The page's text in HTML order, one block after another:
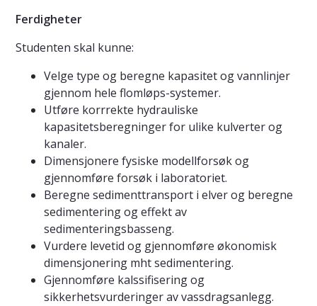
Ferdigheter
Studenten skal kunne:
Velge type og beregne kapasitet og vannlinjer
gjennom hele flomløps-systemer.
Utføre korrrekte hydrauliske
kapasitetsberegninger for ulike kulverter og
kanaler.
Dimensjonere fysiske modellforsøk og
gjennomføre forsøk i laboratoriet.
Beregne sedimenttransport i elver og beregne
sedimentering og effekt av
sedimenteringsbasseng.
Vurdere levetid og gjennomføre økonomisk
dimensjonering mht sedimentering.
Gjennomføre kalssifisering og
sikkerhetsvurderinger av vassdragsanlegg.